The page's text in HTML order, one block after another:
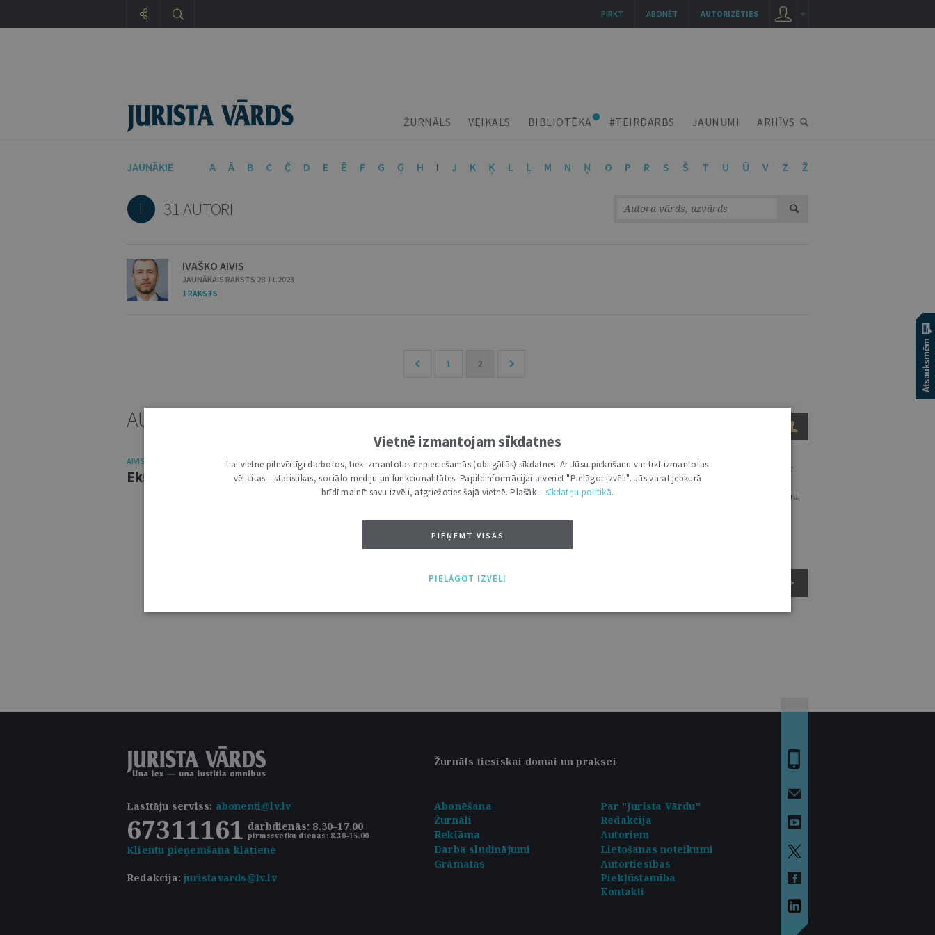
ŽURNĀLS VEIKALS BIBLIOTĒKA #TEIRDARBS JAUNUMI ARHĪVS
JAUNĀKIE A Ā B C Č D E Ē F G Ģ H I J K Ķ L Ļ M N Ņ O P R S Š T U Ū V Z Ž
I 31 AUTORI
IVAŠKO AIVIS
JAUNĀKAIS RAKSTS 28.11.2023
1 RAKSTS
1 2
AUTORU RAKSTI
AIVIS IVAŠKO
Eksperts Latvijas laika virpulī
Nedēļas žurnāla "Jurista Vārds" mērķis ir
veicināt tiesiskas domas un prakses
attīstību, kā arī atspoguļot Latvijas tiesību
Žurnāls tiesiskai domai un praksei
Lasītāju serviss: abonenti@lv.lv
67311161 darbdienās: 8.30–17.00
pirmssvētku dienās: 8.30–15.00
Klientu pieņemšana klātienē
Abonēšana
Par "Jurista Vārdu"
Žurnāli
Redakcija
Reklāma
Autoriem
Darba sludinājumi
Lietošanas noteikumi
Redakcija:juristavards@lv.lv
Grāmatas
Autortiesības
Piekļūstamība
Kontakti
AUTORIZĒTIES
ABONĒT
PIRKT
Vietnē izmantojam sīkdatnes
Lai vietne pilnvērtīgi darbotos, tiek izmantotas nepieciešamās (obligātās) sīkdatnes. Ar Jūsu piekrišanu var tikt izmantotas
vēl citas – statistikas, sociālo mediju un funkcionalitātes. Papildinformācijai atveriet "Pielāgot izvēli". Jūs varat jebkurā
brīdī mainīt savu izvēli, atgriežoties šajā vietnē. Plašāk – sīkdatņu politikā.
PIEŅEMT VISAS
PIELĀGOT IZVĒLI